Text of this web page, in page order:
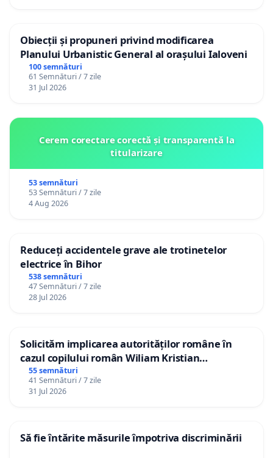
Obiecții și propuneri privind modificarea
Planului Urbanistic General al orașului Ialoveni
100 semnături
61 Semnături / 7 zile
31 Jul 2026
Cerem corectare corectă și transparentă la
titularizare
53 semnături
53 Semnături / 7 zile
4 Aug 2026
Reduceți accidentele grave ale trotinetelor
electrice în Bihor
538 semnături
47 Semnături / 7 zile
28 Jul 2026
Solicităm implicarea autorităților române în
cazul copilului român Wiliam Kristian
Gheorghe, aflat în plasament în Danemarca de
12 ani
55 semnături
41 Semnături / 7 zile
31 Jul 2026
Să fie întărite măsurile împotriva discriminării